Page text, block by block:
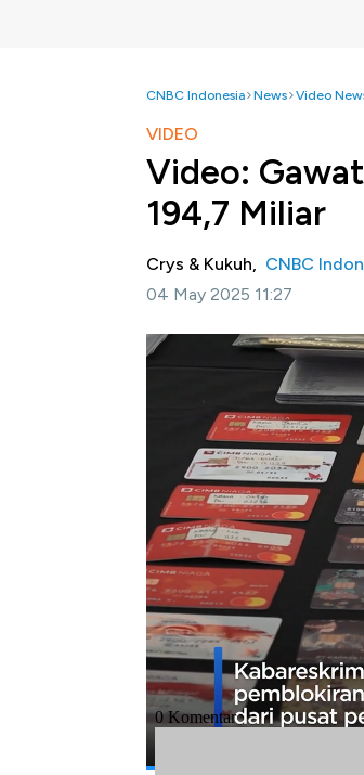
CNBC Indonesia News Video
VIDEO
Video:
194,7 Miliar
Crys & Kukuh, CNBC
04 May 2025 11:27
Jakarta, CNBC Indonesia
untuk judi online senilai
Kabareskrim Polri Komjen
analisis Pusat Pelaporan
Bagikan:
#bareskrim polri